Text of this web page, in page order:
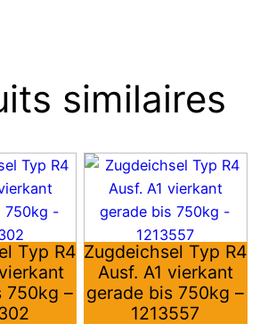
similaires
Typ R4
750kg –
Zugdeichsel Typ R4
Ausf. A1 vierkant
gerade bis 750kg –
1213557